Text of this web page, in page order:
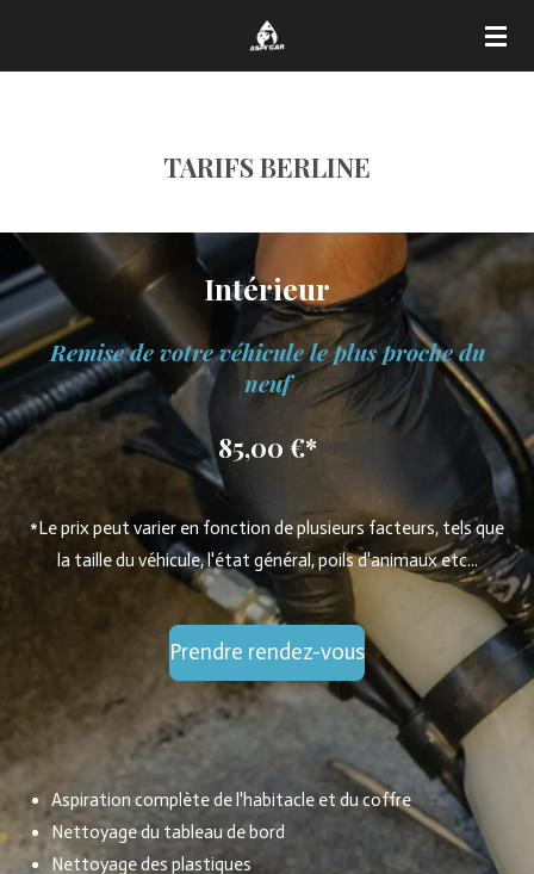
TARIFS BERLINE
Intérieur
Remise de votre véhicule le plus proche du
neuf
85,00 €*
*Le prix peut varier en fonction de plusieurs facteurs, tels que
la taille du véhicule, l'état général, poils d'animaux etc...
Prendre rendez-vous
Aspiration complète de l'habitacle et du coffre
Nettoyage du tableau de bord
Nettoyage des plastiques